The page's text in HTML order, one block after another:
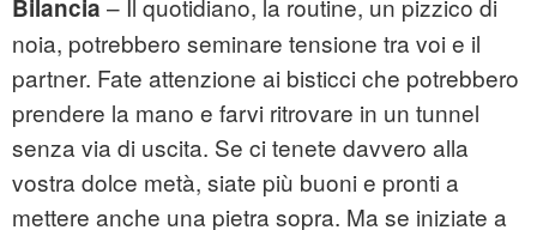
Bilancia – Il quotidiano, la routine, un pizzico di
noia, potrebbero seminare tensione tra voi e il
partner. Fate attenzione ai bisticci che potrebbero
prendere la mano e farvi ritrovare in un tunnel
senza via di uscita. Se ci tenete davvero alla
vostra dolce metà, siate più buoni e pronti a
mettere anche una pietra sopra. Ma se iniziate a